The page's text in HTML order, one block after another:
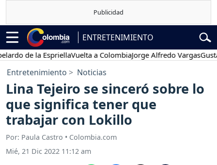
ENTRETENIMIENTO
de la EspriellaVuelta a ColombiaJorge Alfredo VargasGustavo
Entretenimiento Noticias
Lina Tejeiro se sinceró sobre lo
que significa tener que
trabajar con Lokillo
Por: Paula Castro • Colombia.com
Mié, 21 Dic 2022 11:12 am